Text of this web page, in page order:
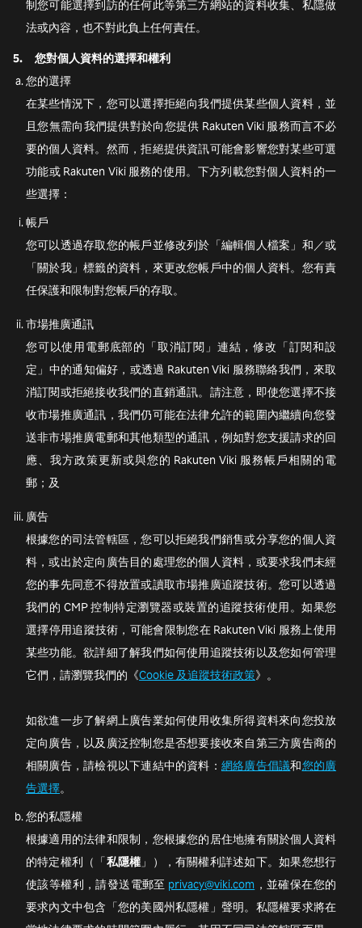
制您可能選擇到訪的任何此等第三方網站的資料收集、私隱做
法或內容，也不對此負上任何責任。
5.
您對個人資料的選擇和權利
您的選擇
在某些情況下，您可以選擇拒絕向我們提供某些個人資料，並
且您無需向我們提供對於向您提供 Rakuten Viki 服務而言不必
要的個人資料。然而，拒絕提供資訊可能會影響您對某些可選
功能或 Rakuten Viki 服務的使用。下方列載您對個人資料的一
些選擇：
帳戶
您可以透過存取您的帳戶並修改列於「編輯個人檔案」和／或
「關於我」標籤的資料，來更改您帳戶中的個人資料。您有責
任保護和限制對您帳戶的存取。
市場推廣通訊
您可以使用電郵底部的「取消訂閱」連結，修改「訂閱和設
定」中的通知偏好，或透過 Rakuten Viki 服務聯絡我們，來取
消訂閱或拒絕接收我們的直銷通訊。請注意，即使您選擇不接
收市場推廣通訊，我們仍可能在法律允許的範圍內繼續向您發
送非市場推廣電郵和其他類型的通訊，例如對您支援請求的回
應、我方政策更新或與您的 Rakuten Viki 服務帳戶相關的電
郵；及
廣告
根據您的司法管轄區，您可以拒絕我們銷售或分享您的個人資
料，或出於定向廣告目的處理您的個人資料，或要求我們未經
您的事先同意不得放置或讀取市場推廣追蹤技術。您可以透過
我們的 CMP 控制特定瀏覽器或裝置的追蹤技術使用。如果您
選擇停用追蹤技術，可能會限制您在 Rakuten Viki 服務上使用
某些功能。欲詳細了解我們如何使用追蹤技術以及您如何管理
它們，請瀏覽我們的《Cookie 及追蹤技術政策》。
如欲進一步了解網上廣告業如何使用收集所得資料來向您投放
定向廣告，以及廣泛控制您是否想要接收來自第三方廣告商的
相關廣告，請檢視以下連結中的資料： 網絡廣告倡議和您的廣
告選擇。
您的私隱權
根據適用的法律和限制，您根據您的居住地擁有關於個人資料
的特定權利（「私隱權 」），有關權利詳述如下。如果您想行
使該等權利，請發送電郵至 privacy@viki.com ，並確保在您的
要求內文中包含「您的美國州私隱權」聲明。私隱權要求將在